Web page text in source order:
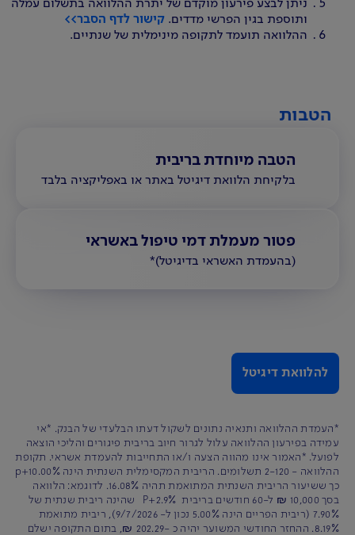
ניתן לבצע פירעון מוקדם של יתרת ההלוואה בתשלום עמלה
ותוספת בגין הפרשי מדדים. קישור לדף הסבר>>
ההלוואה תועמד לתקופה מינימלית של שנתיים.
הטבות
הטבה מיוחדת בריבית
בלקיחת הלוואת דיגיטל באתר או באפליקציה בלבד
פטור מעמלת דמי טיפול באשראי
(בהעמדת האשראי בדיגיטל)*
להלוואת דיגיטל
*העמדת ההלוואה ותנאיה נתונים לשקול דעתו הבלעדי של הבנק. *אי
עמידה בפירעון ההלוואה עלול לגרור חיוב בריבית פיגורים והליכי הוצאה
לפועל. *האמור אינו מהווה הצעה ו/או התחייבות להעמדת אשראי. תקופת
ההלוואה - 2-120 תשלומים. הריבית המקסימלית השנתית הינה p+10.00%
כך ששיעור הריבית השנתית המתואמת תהיה 16.08%. לדוגמא: הלוואה
בסך 10,000 ₪ ל-60 חודשים בריבית P+2.9% שהינה ריבית שנתית של
7.90% (ריבית הפריים הינה 5.00% נכון ל- 9/7/2026), ריבית מתואמת
8.19%. ההחזר החודשי המשוער יהיה כ -202.29 ₪, בתום התקופה ישלם